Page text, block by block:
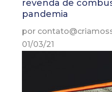
revenda de
pandemia
por
01/03/21